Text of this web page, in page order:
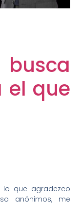
el que
lo que agradezco
anónimos, me